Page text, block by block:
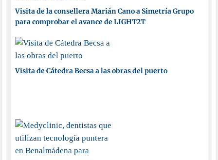
Visita de la consellera Marián Cano a Simetría Grupo
para comprobar el avance de LIGHT2T
Visita de Cátedra Becsa a las obras del puerto